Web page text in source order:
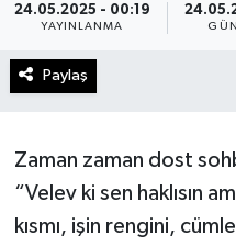
24.05.2025 - 00:19
YAYINLANMA
Paylaş
Zaman zaman dost
“Velev ki sen haklısın
kısmı, işin rengini,
Turizm
Kültür - Sanat
Lider Haber TV